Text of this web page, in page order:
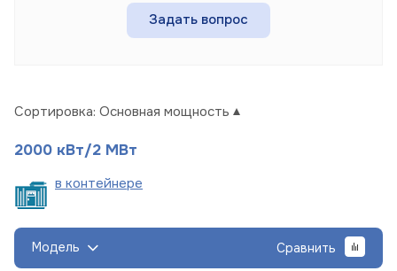
Задать вопрос
Сортировка: Основная мощность
2000 кВт/2 МВт
в контейнере
Модель Сравнить